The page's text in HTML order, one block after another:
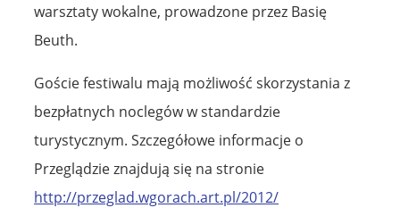
warsztaty wokalne, prowadzone przez Basię
Beuth.
Goście festiwalu mają możliwość skorzystania z
bezpłatnych noclegów w standardzie
turystycznym. Szczegółowe informacje o
Przeglądzie znajdują się na stronie
http://przeglad.wgorach.art.pl/2012/